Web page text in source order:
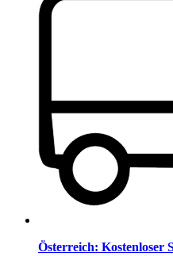
Österreich: Kostenloser